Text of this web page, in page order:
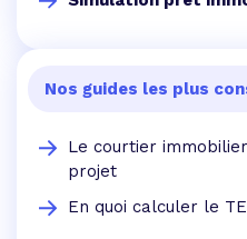
Nos guides les plus
Le courtier
projet
En quoi calculer le